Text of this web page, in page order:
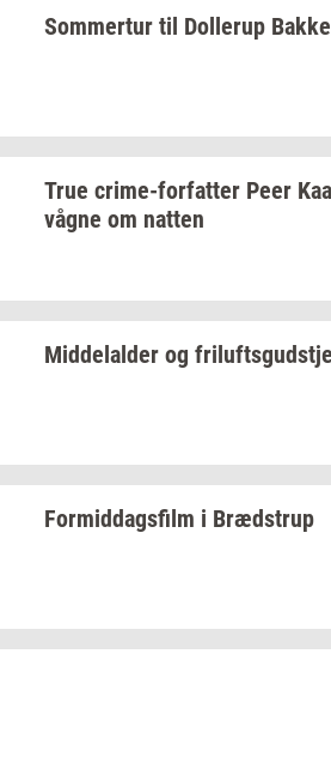
Som­mer­tur til Dol­lerup
True crime-​forfatter Peer
vågne om nat­ten
Mid­delal­der og
For­mid­dags­film i Bræd­strup